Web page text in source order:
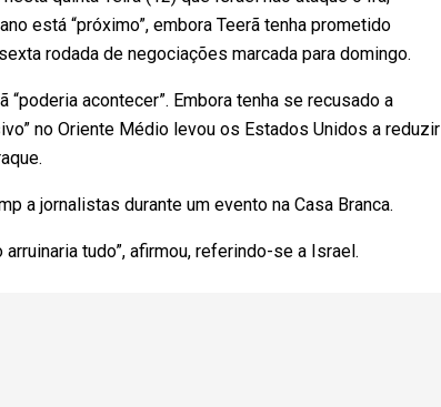
está “próximo”, embora Teerã tenha prometido
rodada de negociações marcada para domingo.
acontecer”. Embora tenha se recusado a
no Oriente Médio levou os Estados Unidos a reduzir
a jornalistas durante um evento na Casa Branca.
tudo”, afirmou, referindo-se a Israel.